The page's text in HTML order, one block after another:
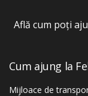
Află cum poți
Cum ajung la
Mijloace de